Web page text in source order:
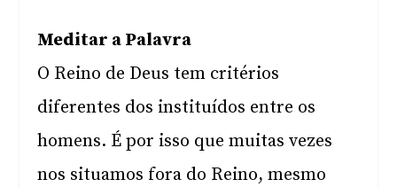
Meditar a Palavra
O Reino de Deus tem critérios
diferentes dos instituídos entre os
homens. É por isso que muitas vezes
nos situamos fora do Reino, mesmo